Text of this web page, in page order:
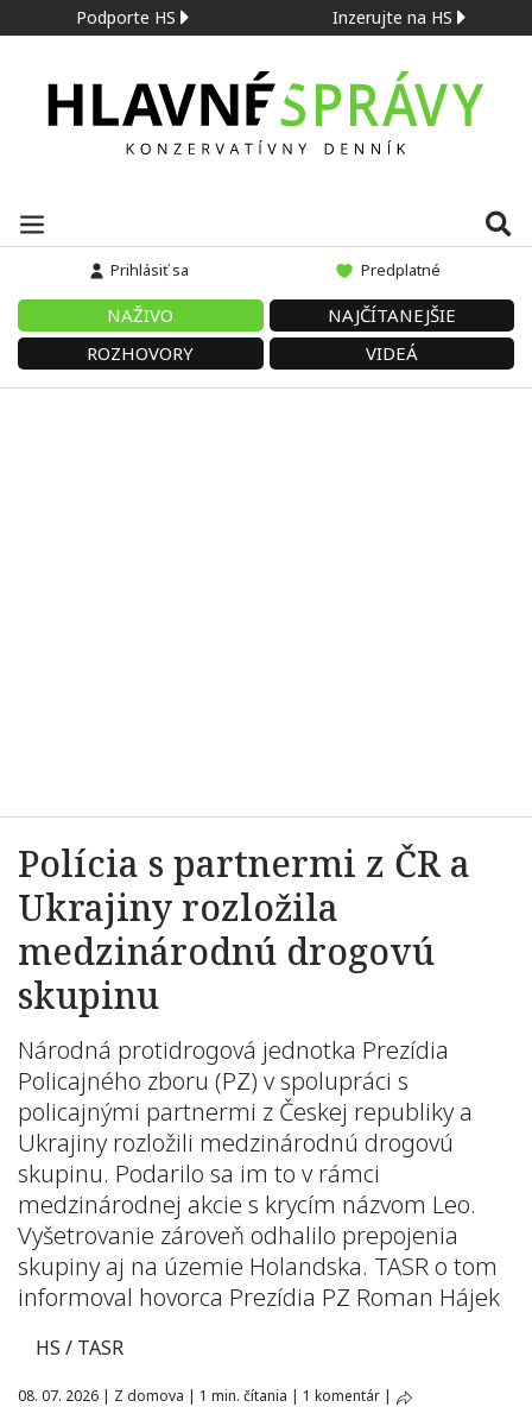
Podporte HS Inzerujte na HS
Prihlásiť sa Predplatné
NAŽIVO
NAJČÍTANEJŠIE
ROZHOVORY
VIDEÁ
Polícia s partnermi z ČR a
Ukrajiny rozložila
medzinárodnú drogovú
skupinu
Národná protidrogová jednotka Prezídia
Policajného zboru (PZ) v spolupráci s
policajnými partnermi z Českej republiky a
Ukrajiny rozložili medzinárodnú drogovú
skupinu. Podarilo sa im to v rámci
medzinárodnej akcie s krycím názvom Leo.
Vyšetrovanie zároveň odhalilo prepojenia
skupiny aj na územie Holandska. TASR o tom
informoval hovorca Prezídia PZ Roman Hájek
HS / TASR
08. 07. 2026 | Z domova | 1 min. čítania | 1 komentár |